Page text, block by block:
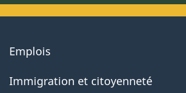
About
government
Emplois
Immigration et citoyenneté